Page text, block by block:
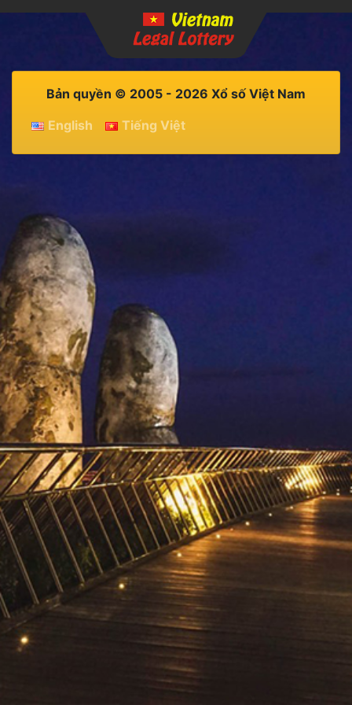
Bản quyền © 2005 - 2026 Xổ số Việt Nam
English
Tiếng Việt